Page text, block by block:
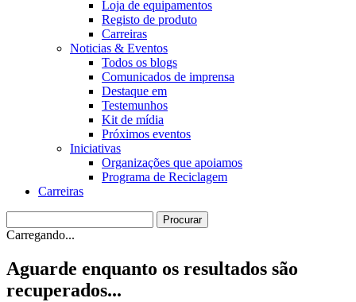
Loja de equipamentos
Registo de produto
Carreiras
Noticias & Eventos
Todos os blogs
Comunicados de imprensa
Destaque em
Testemunhos
Kit de mídia
Próximos eventos
Iniciativas
Organizações que apoiamos
Programa de Reciclagem
Carreiras
Carregando...
Aguarde enquanto os resultados são
recuperados...